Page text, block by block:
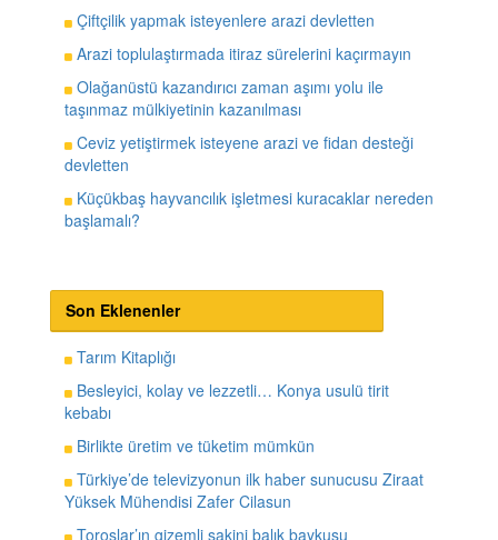
Çiftçilik yapmak isteyenlere arazi devletten
Arazi toplulaştırmada itiraz sürelerini kaçırmayın
Olağanüstü kazandırıcı zaman aşımı yolu ile
taşınmaz mülkiyetinin kazanılması
Ceviz yetiştirmek isteyene arazi ve fidan desteği
devletten
Küçükbaş hayvancılık işletmesi kuracaklar nereden
başlamalı?
Son Eklenenler
Tarım Kitaplığı
Besleyici, kolay ve lezzetli… Konya usulü tirit
kebabı
Birlikte üretim ve tüketim mümkün
Türkiye’de televizyonun ilk haber sunucusu Ziraat
Yüksek Mühendisi Zafer Cilasun
Toroslar’ın gizemli sakini balık baykuşu